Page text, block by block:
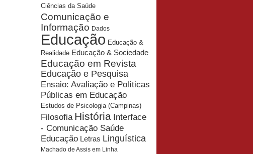
Ciências da Saúde
Comunicação e
Informação Dados
Educação Educação &
Realidade Educação & Sociedade
Educação em Revista
Educação e Pesquisa
Ensaio: Avaliação e Políticas
Públicas em Educação
Estudos de Psicologia (Campinas)
Filosofia História Interface
- Comunicação Saúde
Educação Letras Linguística
Machado de Assis em Linha